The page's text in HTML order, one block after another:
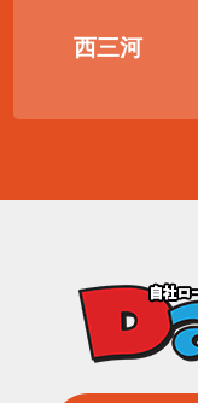
西三河